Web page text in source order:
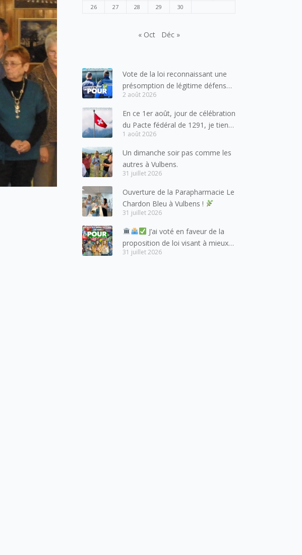
26
27 28 29 30
« Oct Déc »
Vote de la loi reconnaissant une
présomption de légitime défense
pour les forces de l’ordre
2 août 2026
En ce 1er août, jour de célébration
du Pacte fédéral de 1291, je tiens
à adresser mes meilleures
salutations à nos voisins et amis
suisses, et plus particulièrement
aux habitants du bassin genevois
lesquels la Haute-Savoie
entretient des liens étroits et
quotidiens.
1 août 2026
Un dimanche soir pas comme les
autres à Vulbens.
31 juillet 2026
Ouverture de la Parapharmacie Le
Chardon Bleu à Vulbens !
31 juillet 2026
J’ai voté en faveur de la
proposition de loi visant à mieux
protéger les mineurs des risques
31 juillet 2026